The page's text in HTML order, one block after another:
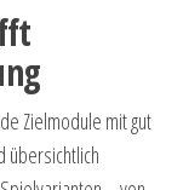
Zielmodule mit gut
übersichtlich